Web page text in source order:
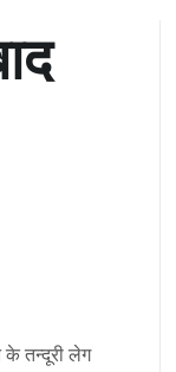
तन्दूरी लेग